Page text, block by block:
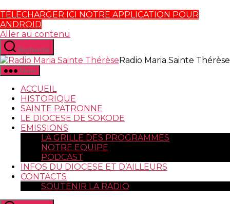
TELECHARGER ICI NOTRE APPLICATION POUR
ANDROID
Aller au contenu
Recherche
Radio Maria Sainte Thérèse
Menu
ACCUEIL
HISTORIQUE
SAINTE PATRONNE
LE DIOCESE DE SOKODE
EMISSIONS
LA GRILLE DES PROGRAMMES
NOTRE EQUIPE
PODCAST
INFOS DU DIOCESE ET D’AILLEURS
CONTACTS
SOUTENIR LA RADIO